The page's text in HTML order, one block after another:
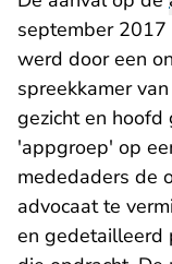
september 2017
werd door een
spreekkamer
gezicht en hoofd
'appgroep' op
mededaders de
advocaat te
en gedetailleerd